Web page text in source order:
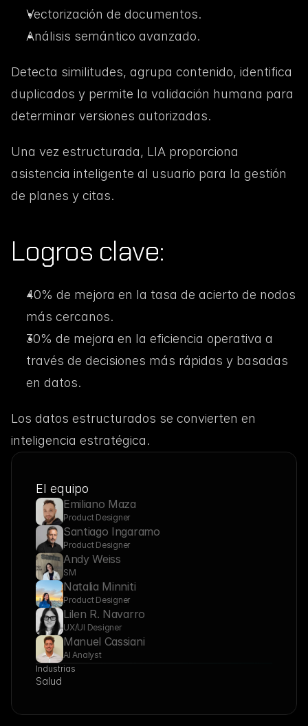
Vectorización de documentos.
Análisis semántico avanzado.
Detecta similitudes, agrupa contenido, identifica
duplicados y permite la validación humana para
determinar versiones autorizadas.
Una vez estructurada, LIA proporciona
asistencia inteligente al usuario para la gestión
de planes y citas.
Logros clave:
40% de mejora en la tasa de acierto de nodos
más cercanos.
30% de mejora en la eficiencia operativa a
través de decisiones más rápidas y basadas
en datos.
Los datos estructurados se convierten en
inteligencia estratégica.
El equipo
Emiliano Maza
Product Designer
Santiago Ingaramo
Product Designer
Andy Weiss
SM
Natalia Minniti
Product Designer
Lilen R. Navarro
UX/UI Designer
Manuel Cassiani
AI Analyst
Industrias
Salud